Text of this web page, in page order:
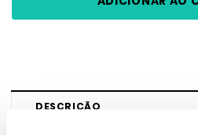
DESCRIÇÃO